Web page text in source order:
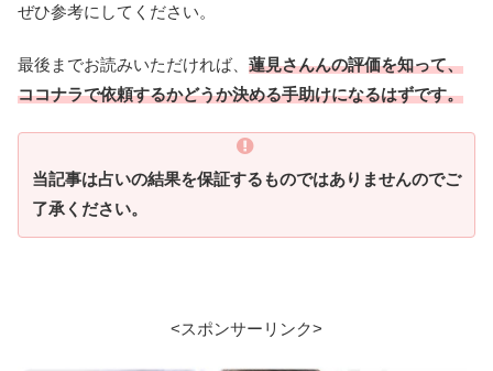
ぜひ参考にしてください。
最後までお読みいただければ、 蓮見さんんの評価を知って、
ココナラで依頼するかどうか決める手助けになるはずです。
当記事は占いの結果を保証するものではありませんのでご
了承ください。
<スポンサーリンク>